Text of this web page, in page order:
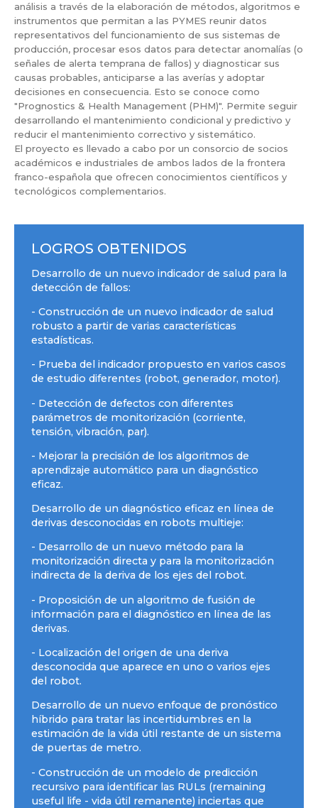
análisis a través de la elaboración de métodos, algoritmos e
instrumentos que permitan a las PYMES reunir datos
representativos del funcionamiento de sus sistemas de
producción, procesar esos datos para detectar anomalías (o
señales de alerta temprana de fallos) y diagnosticar sus
causas probables, anticiparse a las averías y adoptar
decisiones en consecuencia. Esto se conoce como
"Prognostics & Health Management (PHM)". Permite seguir
desarrollando el mantenimiento condicional y predictivo y
reducir el mantenimiento correctivo y sistemático.
El proyecto es llevado a cabo por un consorcio de socios
académicos e industriales de ambos lados de la frontera
franco-española que ofrecen conocimientos científicos y
tecnológicos complementarios.
LOGROS OBTENIDOS
Desarrollo de un nuevo indicador de salud para la
detección de fallos:
- Construcción de un nuevo indicador de salud
robusto a partir de varias características
estadísticas.
- Prueba del indicador propuesto en varios casos
de estudio diferentes (robot, generador, motor).
- Detección de defectos con diferentes
parámetros de monitorización (corriente,
tensión, vibración, par).
- Mejorar la precisión de los algoritmos de
aprendizaje automático para un diagnóstico
eficaz.
Desarrollo de un diagnóstico eficaz en línea de
derivas desconocidas en robots multieje:
- Desarrollo de un nuevo método para la
monitorización directa y para la monitorización
indirecta de la deriva de los ejes del robot.
- Proposición de un algoritmo de fusión de
información para el diagnóstico en línea de las
derivas.
- Localización del origen de una deriva
desconocida que aparece en uno o varios ejes
del robot.
Desarrollo de un nuevo enfoque de pronóstico
híbrido para tratar las incertidumbres en la
estimación de la vida útil restante de un sistema
de puertas de metro.
- Construcción de un modelo de predicción
recursivo para identificar las RULs (remaining
useful life - vida útil remanente) inciertas que